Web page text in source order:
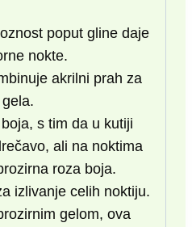
poput gline daje
nokte.
akrilni prah za
s tim da u kutiji
ali na noktima
roza boja.
izlivanje celih noktiju.
gelom, ova